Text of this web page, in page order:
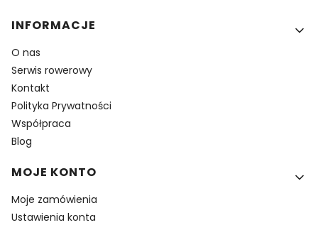
Linki w stopce
INFORMACJE
O nas
Serwis rowerowy
Kontakt
Polityka Prywatności
Współpraca
Blog
MOJE KONTO
Moje zamówienia
Ustawienia konta